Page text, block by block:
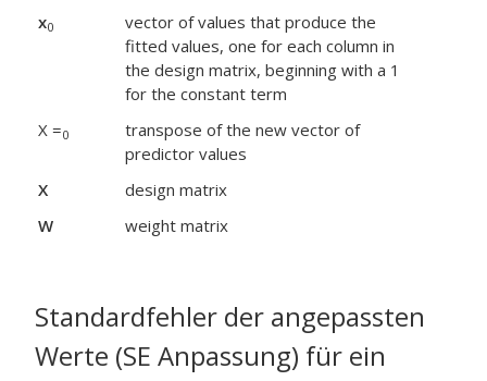
x0
vector of values that produce the
fitted values, one for each column in
the design matrix, beginning with a 1
for the constant term
X =0
transpose of the new vector of
predictor values
X
design matrix
W
weight matrix
Standardfehler der angepassten
Werte (SE Anpassung) für ein